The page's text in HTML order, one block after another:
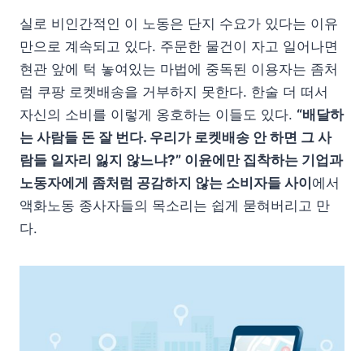
실로 비인간적인 이 노동은 단지 수요가 있다는 이유
만으로 계속되고 있다. 주문한 물건이 자고 일어나면
현관 앞에 턱 놓여있는 마법에 중독된 이용자는 좀처
럼 쿠팡 로켓배송을 거부하지 못한다. 한술 더 떠서
자신의 소비를 이렇게 옹호하는 이들도 있다. “배달하
는 사람들 돈 잘 번다. 우리가 로켓배송 안 하면 그 사
람들 일자리 잃지 않느냐?” 이윤에만 집착하는 기업과
노동자에게 좀처럼 공감하지 않는 소비자들 사이에서
액화노동 종사자들의 목소리는 쉽게 묻혀버리고 만
다.